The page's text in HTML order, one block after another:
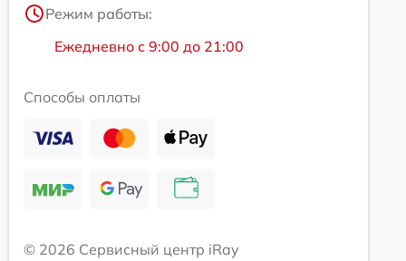
Режим работы:
Ежедневно с 9:00 до 21:00
Способы оплаты
© 2026 Сервисный центр iRay